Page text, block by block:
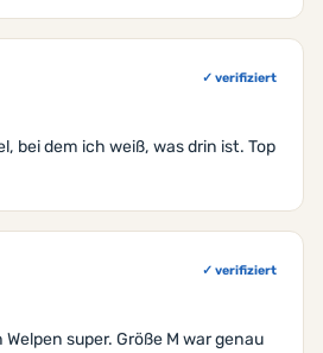
✓ verifiziert
bei dem ich weiß, was drin ist. Top
✓ verifiziert
super. Größe M war genau